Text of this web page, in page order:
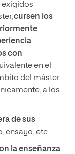
exigidos
cursen los
con
en el
del máster.
a los
de sus
ensayo, etc.
la enseñanza